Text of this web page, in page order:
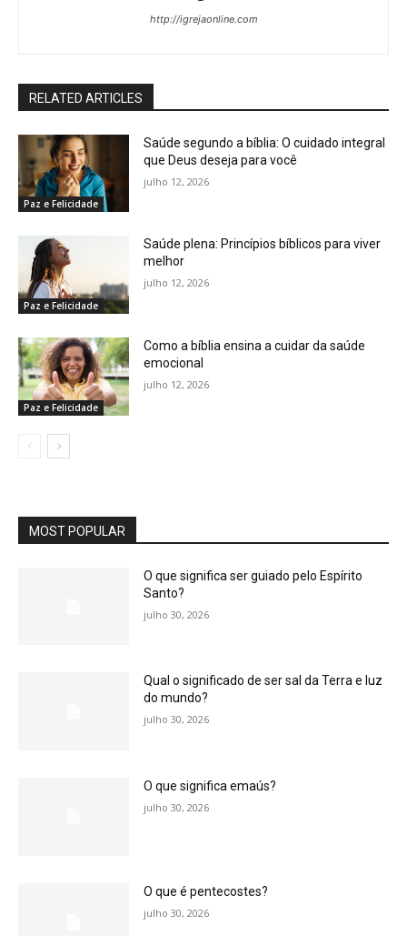
http://igrejaonline.com
RELATED ARTICLES
Paz e Felicidade
Saúde segundo a bíblia: O cuidado integral
que Deus deseja para você
julho 12, 2026
Paz e Felicidade
Saúde plena: Princípios bíblicos para viver
melhor
julho 12, 2026
Paz e Felicidade
Como a bíblia ensina a cuidar da saúde
emocional
julho 12, 2026
MOST POPULAR
O que significa ser guiado pelo Espírito
Santo?
julho 30, 2026
Qual o significado de ser sal da Terra e luz
do mundo?
julho 30, 2026
O que significa emaús?
julho 30, 2026
O que é pentecostes?
julho 30, 2026